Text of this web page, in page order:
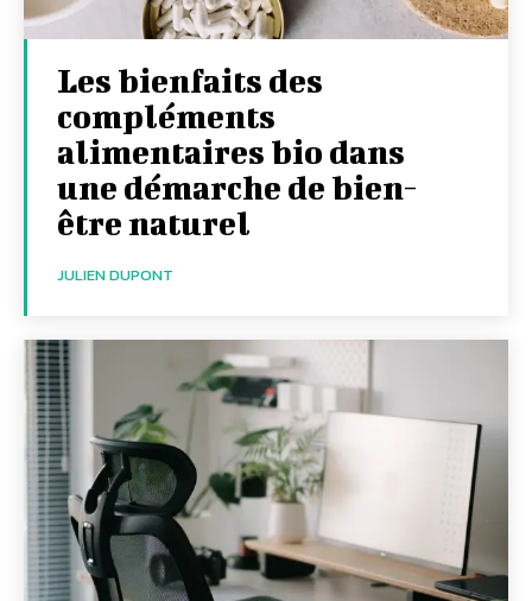
Les bienfaits des
compléments
alimentaires bio dans
une démarche de bien-
être naturel
JULIEN DUPONT